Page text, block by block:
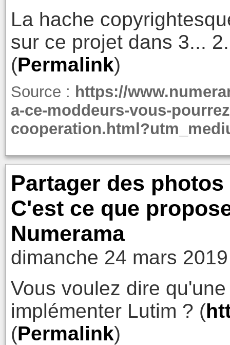
La hache
sur ce projet dans 3...
(Permalink)
Source : https://
a-ce-moddeurs-vous-
Partager des
C'est ce que
Numerama
dimanche 24 mars
Vous voulez dire
implémenter Lutim ? (
(Permalink)